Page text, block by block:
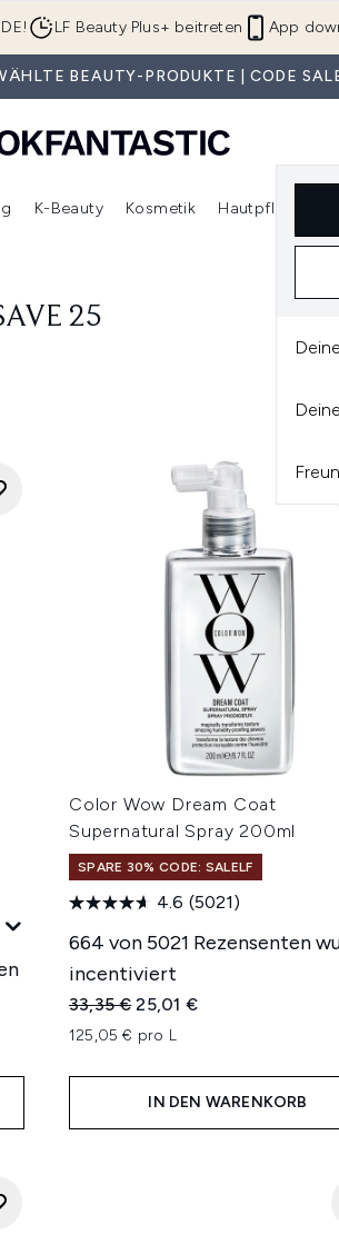
Zum Hauptinhalt springen
App
LF Beauty Plus+ beitreten
BEAUTY-PRODUKTE | CODE
Untermenü Anmelden (Beauty Box) Untermenü Anmelden (Neu & Trending)
K-Beauty Kosmetik Hautpflege
25
Color Wow Dream Coat
Supernatural Spray 200ml
SPARE 30% CODE: SALELF
4.6 (5021)
664 von 5021 Rezensenten
incentiviert
Unverbindliche Preisempfehlung:
33,35 €Aktueller Preis:
25,01 €
125,05 € pro L
IN DEN WARENKORB